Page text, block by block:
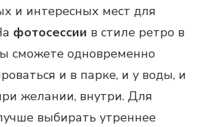
и интересных мест для
фотосессии в стиле ретро в
сможете одновременно
и в парке, и у воды, и
желании, внутри. Для
выбирать утреннее